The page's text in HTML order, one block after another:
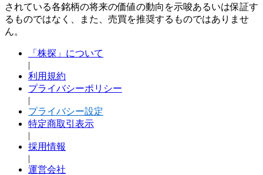
されている各銘柄の将来の価値の動向を示唆あるいは保証す
るものではなく、また、売買を推奨するものではありませ
ん。
「株探」について
|
利用規約
プライバシーポリシー
|
プライバシー設定
特定商取引表示
|
採用情報
|
運営会社